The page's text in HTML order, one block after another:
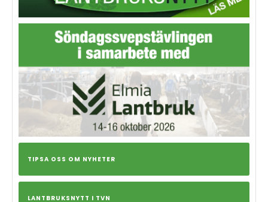
TIPSA OSS OM NYHETER
LANTBRUKSNYTT I TVN